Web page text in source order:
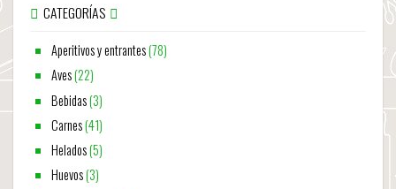
CATEGORÍAS
Aperitivos y entrantes(78)
Aves(22)
Bebidas(3)
Carnes(41)
Helados(5)
Huevos(3)